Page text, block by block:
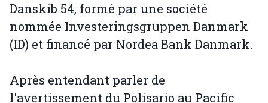
Danskib 54, formé par une société
nommée Investeringsgruppen Danmark
(ID) et financé par Nordea Bank Danmark.
Après entendant parler de
l'avertissement du Polisario au Pacific